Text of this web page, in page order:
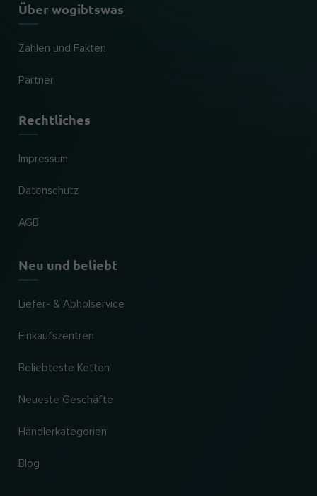
Über wogibtswas
Zahlen und Fakten
Partner
Rechtliches
Impressum
Datenschutz
AGB
Neu und beliebt
Liefer- & Abholservice
Einkaufszentren
Beliebteste Ketten
Neueste Geschäfte
Händlerkategorien
Blog